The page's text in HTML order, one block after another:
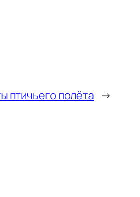
птичьего полёта →